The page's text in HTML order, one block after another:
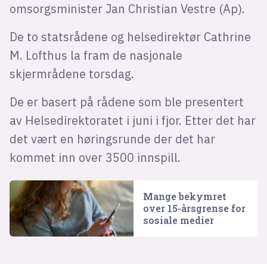
omsorgsminister Jan Christian Vestre (Ap).
De to statsrådene og helsedirektør Cathrine
M. Lofthus la fram de nasjonale
skjermrådene torsdag.
De er basert på rådene som ble presentert
av Helsedirektoratet i juni i fjor. Etter det har
det vært en høringsrunde der det har
kommet inn over 3500 innspill.
Mange bekymret
over 15-årsgrense for
sosiale medier